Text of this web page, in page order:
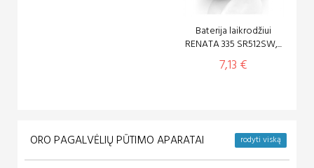
Baterija laikrodžiui
RENATA 335 SR512SW,...
7,13 €
ORO PAGALVĖLIŲ PŪTIMO APARATAI rodyti viską